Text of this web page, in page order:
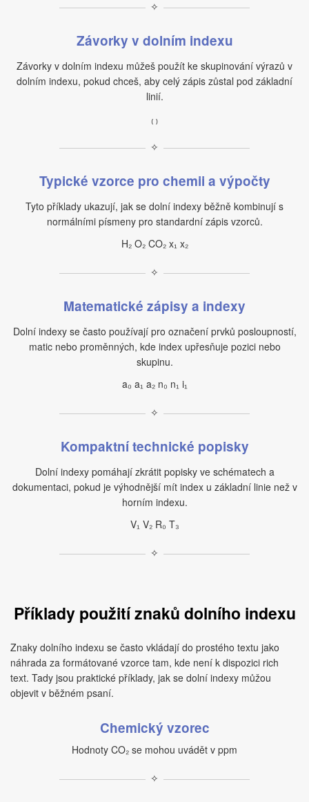
✧
Závorky v dolním indexu
Závorky v dolním indexu můžeš použít ke skupinování výrazů v
dolním indexu, pokud chceš, aby celý zápis zůstal pod základní
linií.
₍ ₎
✧
Typické vzorce pro chemii a výpočty
Tyto příklady ukazují, jak se dolní indexy běžně kombinují s
normálními písmeny pro standardní zápis vzorců.
H₂ O₂ CO₂ x₁ x₂
✧
Matematické zápisy a indexy
Dolní indexy se často používají pro označení prvků posloupností,
matic nebo proměnných, kde index upřesňuje pozici nebo
skupinu.
a₀ a₁ a₂ n₀ n₁ i₁
✧
Kompaktní technické popisky
Dolní indexy pomáhají zkrátit popisky ve schématech a
dokumentaci, pokud je výhodnější mít index u základní linie než v
horním indexu.
V₁ V₂ R₀ T₃
✧
Příklady použití znaků dolního indexu
Znaky dolního indexu se často vkládají do prostého textu jako
náhrada za formátované vzorce tam, kde není k dispozici rich
text. Tady jsou praktické příklady, jak se dolní indexy můžou
objevit v běžném psaní.
Chemický vzorec
Hodnoty CO₂ se mohou uvádět v ppm
✧